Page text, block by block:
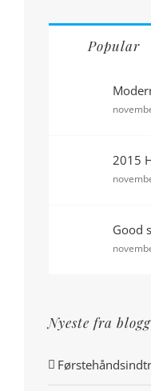
Popular
2015
Good
Nyeste fra